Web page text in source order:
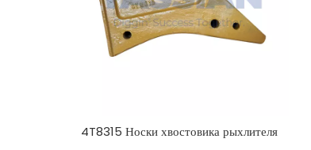
4T8315 Носки хвостовика рыхлителя